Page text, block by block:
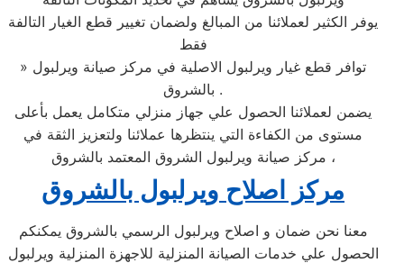
يوفر الكثير لعملائنا من المبالغ ولضمان تغيير قطع الغيار التالفة
فقط
» توافر قطع غيار ويرلبول الاصلية في مركز صيانة ويرلبول
بالشروق .
يضمن لعملائنا الحصول علي جهاز منزلي متكامل يعمل بأعلى
مستوى من الكفاءة التي ينتظرها عملائنا ولتعزيز الثقة في
مركز صيانة ويرلبول الشروق المعتمد بالشروق ،
مركز اصلاح ويرلبول بالشروق
معنا نحن ضمان و اصلاح ويرلبول الرسمي بالشروق يمكنكم
الحصول علي خدمات الصيانة المنزلية للاجهزة المنزلية ويرلبول